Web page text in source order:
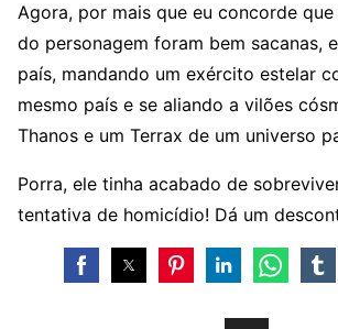
Agora, por mais que eu concorde
do personagem foram bem sacanas,
país, mandando um exército estelar
mesmo país e se aliando a vilões
Thanos e um Terrax de um universo
Porra, ele tinha acabado de
tentativa de homicídio! Dá um